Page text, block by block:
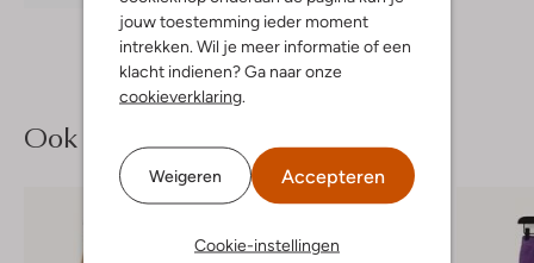
jouw toestemming ieder moment
intrekken. Wil je meer informatie of een
klacht indienen? Ga naar onze
cookieverklaring.
Weigeren Accepteren
Cookie-instellingen
Ook iets voor jou?